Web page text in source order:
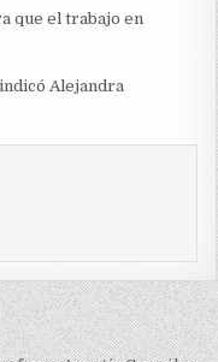
que el trabajo en
Alejandra